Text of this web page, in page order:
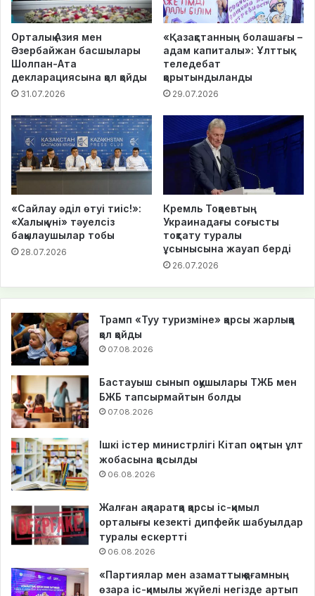
Орталық Азия мен
Әзербайжан басшылары
Шолпан-Ата
декларациясына қол қойды
31.07.2026
«Қазақстанның болашағы –
адам капиталы»: Ұлттық
теледебат
қорытындыланды
29.07.2026
«Сайлау әділ өтуі тиіс!»:
«Халық үні» тәуелсіз
бақылаушылар тобы
28.07.2026
Кремль Тоқаевтың
Украинадағы соғысты
тоқтату туралы
ұсынысына жауап берді
26.07.2026
Трамп «Туу туризміне» қарсы жарлыққа
қол қойды
07.08.2026
Бастауыш сынып оқушылары ТЖБ мен
БЖБ тапсырмайтын болды
07.08.2026
Ішкі істер министрлігі Кітап оқитын ұлт
жобасына қосылды
06.08.2026
Жалған ақпаратқа қарсы іс-қимыл
орталығы кезекті дипфейк шабуылдар
туралы ескертті
06.08.2026
«Партиялар мен азаматтық қоғамның
өзара іс-қимылы жүйелі негізде артып